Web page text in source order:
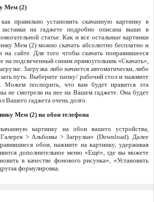
Мем (2)
правильно установить скачанную картинку в
заставки на гаджете подробно описана выше в
статье. Как и все остальные картинки
Мем (2) можно скачать абсолютно бесплатно и
на сайте. Для того чтобы скачать понравившееся
на подсвеченный синим прямоугольник «Скачать»,
Загрузка либо начнется автоматически, либо
путь. Выберите папку/ рабочий стол и нажмите
Можем поспорить, что вам будет нравится эта
не смотрели на нее на Вашем гаджете. Она будет
Вашего гаджета очень долго.
Мем (2) на обои телефона
картинку на обои вашего устройства,
> Альбомы > Загрузки» (Download). Далее
обои, нажмите на картинку, удерживая
дополнительное меню «Ещё», где вы можете
в качестве фонового рисунка», «Установить
формулировка.